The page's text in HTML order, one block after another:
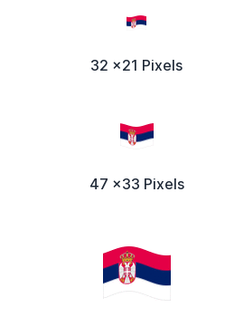
32 x21 Pixels
47 x33 Pixels